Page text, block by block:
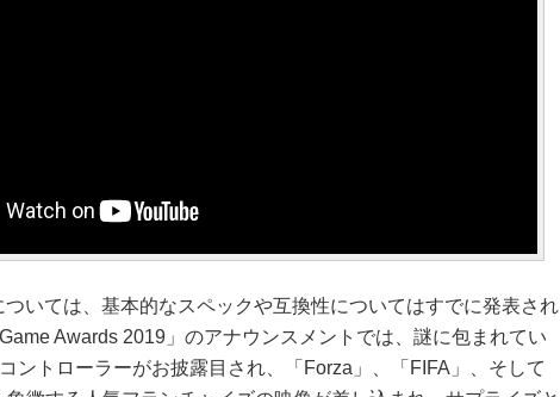
いては、基本的なスペックや互換性についてはすでに発表され
Awards 2019」のアナウンスメントでは、謎に包まれてい
ントローラーがお披露目され、「Forza」、「FIFA」、そして